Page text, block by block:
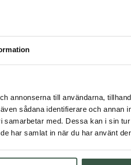
annonserna till användarna,
sådana identifierare och annan
med. Dessa kan i sin
har samlat in när du har använt